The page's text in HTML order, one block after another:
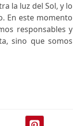
la luz del Sol, y lo
En este momento
responsables y
sino que somos